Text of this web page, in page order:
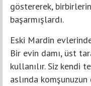
göstererek,
başarmışlardı.
Eski Mardin
Bir evin damı, üst
kullanılır. Siz kendi
aslında